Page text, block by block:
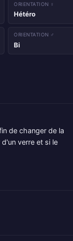
ORIENTATION ♀
Hétéro
ORIENTATION ♂
Bi
de changer de la
verre et si le